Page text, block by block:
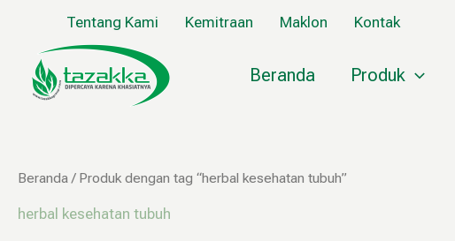
konten
Tentang Kami Kemitraan Maklon Kontak
Beranda Produk
Beranda/ Produk dengan tag “herbal kesehatan tubuh”
herbal kesehatan tubuh